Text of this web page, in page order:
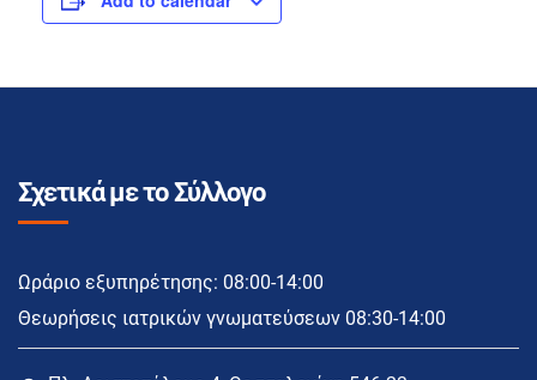
Σχετικά με το Σύλλογο
Ωράριο εξυπηρέτησης: 08:00-14:00
Θεωρήσεις ιατρικών γνωματεύσεων 08:30-14:00